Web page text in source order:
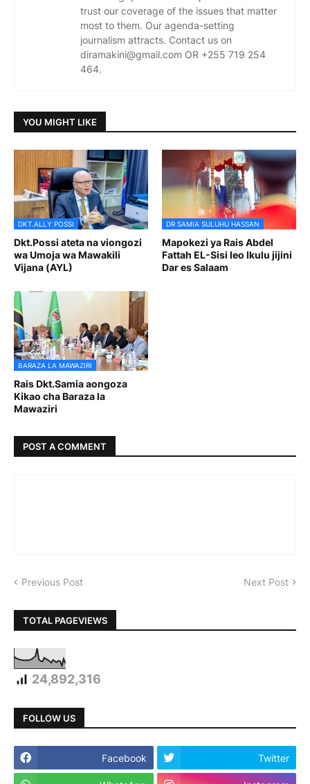
trust our coverage of the issues that matter
most to them. Our agenda-setting
journalism attracts. Contact us on
diramakini@gmail.com OR +255 719 254
464.
YOU MIGHT LIKE
DKT.ALLY POSSI
Dkt.Possi ateta na viongozi
wa Umoja wa Mawakili
Vijana (AYL)
DR SAMIA SULUHU HASSAN
Mapokezi ya Rais Abdel
Fattah EL-Sisi leo Ikulu jijini
Dar es Salaam
BARAZA LA MAWAZIRI
Rais Dkt.Samia aongoza
Kikao cha Baraza la
Mawaziri
POST A COMMENT
Previous Post Next Post
TOTAL PAGEVIEWS
24,892,316
FOLLOW US
Facebook Twitter